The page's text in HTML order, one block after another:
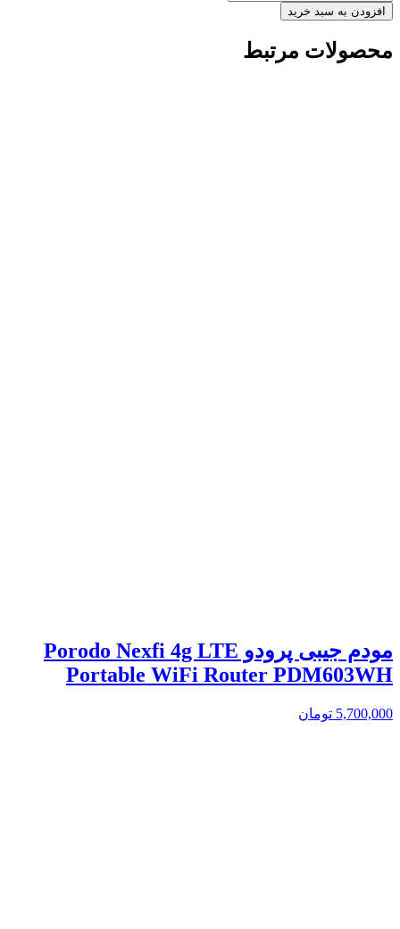
افزودن به سبد خرید
محصولات مرتبط
مودم جیبی پرودو Porodo Nexfi 4g LTE
Portable WiFi Router PDM603WH
5,700,000 تومان